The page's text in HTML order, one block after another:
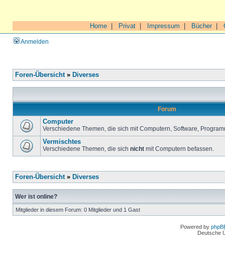
Home Privat Impressum Bücher|
Anmelden
Foren-Übersicht» Diverses
Forum
Computer
Verschiedene Themen, die sich mit Computern, Software,
Vermischtes
Verschiedene Themen, die sich nicht mit Computern befassen.
Foren-Übersicht» Diverses
Wer ist online?
Mitglieder in diesem Forum: 0 Mitglieder und 1 Gast
Powered by
Deutsche